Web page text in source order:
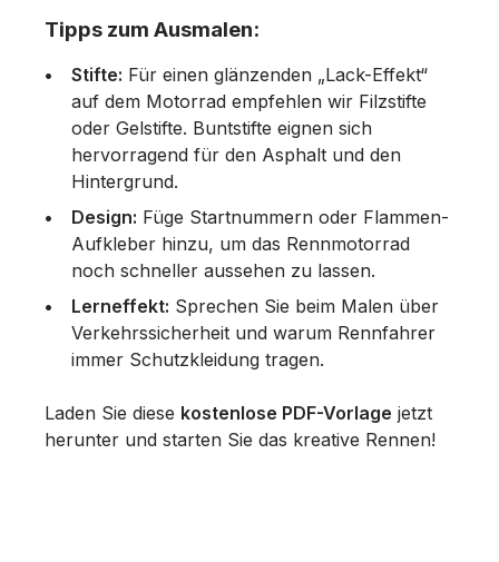
Tipps zum Ausmalen:
Stifte: Für einen glänzenden „Lack-Effekt“
auf dem Motorrad empfehlen wir Filzstifte
oder Gelstifte. Buntstifte eignen sich
hervorragend für den Asphalt und den
Hintergrund.
Design: Füge Startnummern oder Flammen-
Aufkleber hinzu, um das Rennmotorrad
noch schneller aussehen zu lassen.
Lerneffekt: Sprechen Sie beim Malen über
Verkehrssicherheit und warum Rennfahrer
immer Schutzkleidung tragen.
Laden Sie diese kostenlose PDF-Vorlage jetzt
herunter und starten Sie das kreative Rennen!